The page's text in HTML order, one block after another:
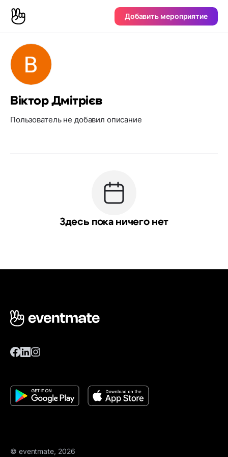
Добавить мероприятие
Віктор Дмітрієв
Пользователь не добавил описание
Здесь пока ничего нет
© eventmate, 2026